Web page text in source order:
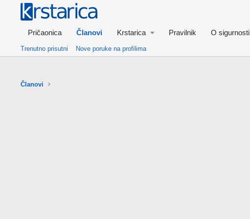
Pričaonica Članovi Krstarica Pravilnik O sigurnosti
Trenutno prisutni Nove poruke na profilima
Članovi